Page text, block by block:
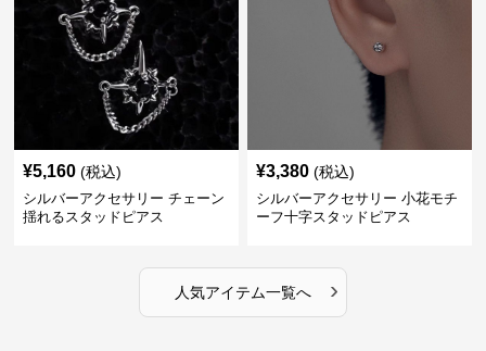
¥5,160 (税込)
シルバーアクセサリー チェーン
揺れるスタッドピアス
¥3,380 (税込)
シルバーアクセサリー 小花モチ
ーフ十字スタッドピアス
人気アイテム一覧へ ›